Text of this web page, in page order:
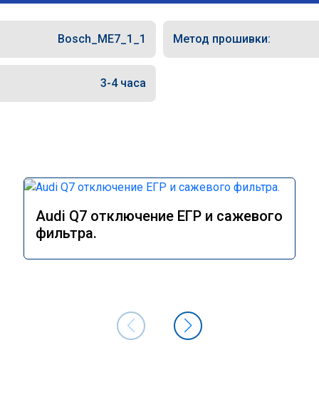
Bosch_ME7_1_1 Метод прошивки:
3-4 часа
Audi Q7 отключение ЕГР и сажевого
фильтра.